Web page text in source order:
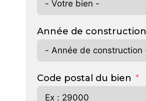
Année de construction
Code postal du bien